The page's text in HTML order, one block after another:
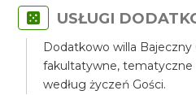
USŁUGI
Dodatkowo willa
fakultatywne, tematyczne
według życzeń Gości.